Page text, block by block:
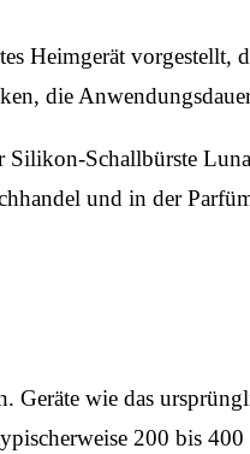
Heimgerät vorgestellt,
die
Schallbürste
und in der
Geräte wie das
200 bis